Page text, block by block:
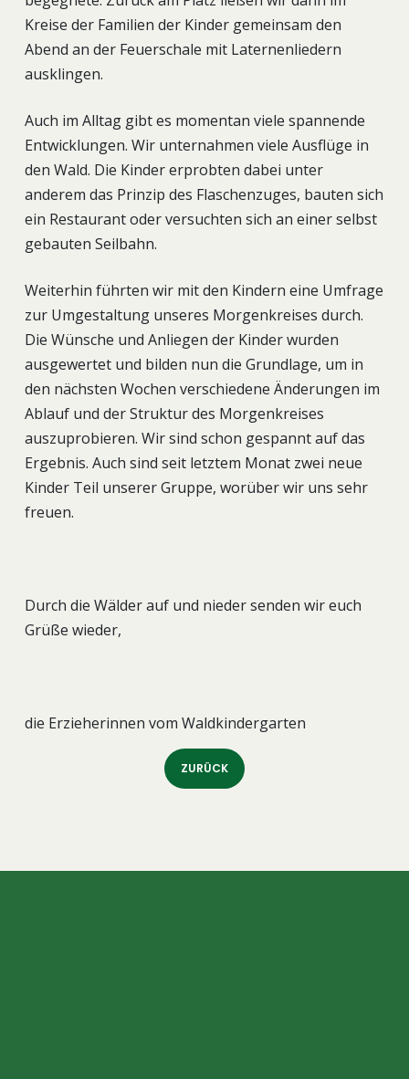
Kreise der Familien der Kinder gemeinsam den
Abend an der Feuerschale mit Laternenliedern
ausklingen.
Auch im Alltag gibt es momentan viele spannende
Entwicklungen. Wir unternahmen viele Ausflüge in
den Wald. Die Kinder erprobten dabei unter
anderem das Prinzip des Flaschenzuges, bauten sich
ein Restaurant oder versuchten sich an einer selbst
gebauten Seilbahn.
Weiterhin führten wir mit den Kindern eine Umfrage
zur Umgestaltung unseres Morgenkreises durch.
Die Wünsche und Anliegen der Kinder wurden
ausgewertet und bilden nun die Grundlage, um in
den nächsten Wochen verschiedene Änderungen im
Ablauf und der Struktur des Morgenkreises
auszuprobieren. Wir sind schon gespannt auf das
Ergebnis. Auch sind seit letztem Monat zwei neue
Kinder Teil unserer Gruppe, worüber wir uns sehr
freuen.
Durch die Wälder auf und nieder senden wir euch
Grüße wieder,
die Erzieherinnen vom Waldkindergarten
ZURÜCK